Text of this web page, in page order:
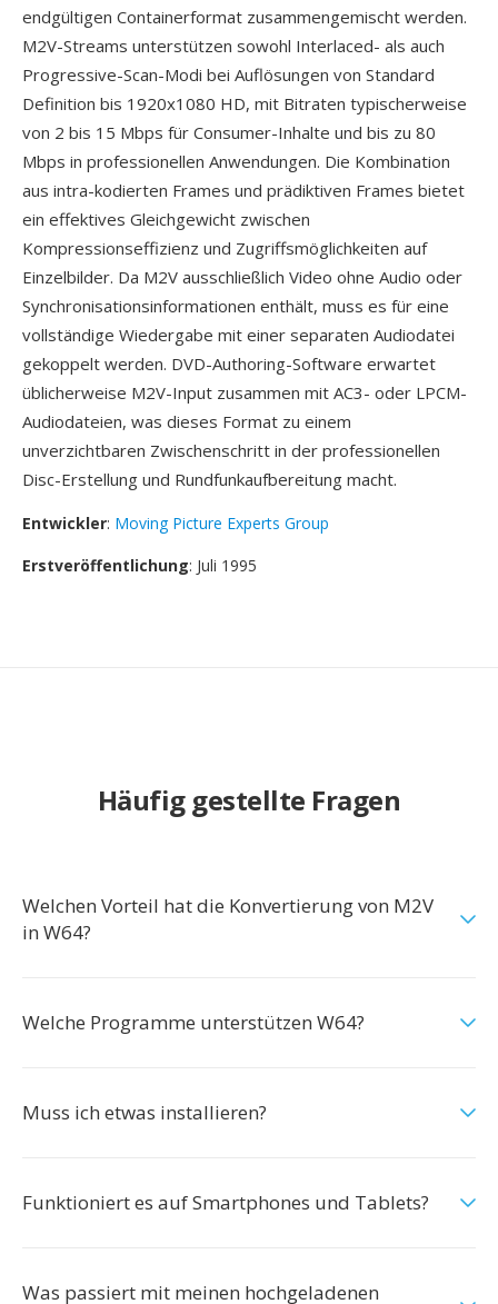
endgültigen Containerformat zusammengemischt werden.
M2V-Streams unterstützen sowohl Interlaced- als auch
Progressive-Scan-Modi bei Auflösungen von Standard
Definition bis 1920x1080 HD, mit Bitraten typischerweise
von 2 bis 15 Mbps für Consumer-Inhalte und bis zu 80
Mbps in professionellen Anwendungen. Die Kombination
aus intra-kodierten Frames und prädiktiven Frames bietet
ein effektives Gleichgewicht zwischen
Kompressionseffizienz und Zugriffsmöglichkeiten auf
Einzelbilder. Da M2V ausschließlich Video ohne Audio oder
Synchronisationsinformationen enthält, muss es für eine
vollständige Wiedergabe mit einer separaten Audiodatei
gekoppelt werden. DVD-Authoring-Software erwartet
üblicherweise M2V-Input zusammen mit AC3- oder LPCM-
Audiodateien, was dieses Format zu einem
unverzichtbaren Zwischenschritt in der professionellen
Disc-Erstellung und Rundfunkaufbereitung macht.
Entwickler: Moving Picture Experts Group
Erstveröffentlichung: Juli 1995
Häufig gestellte Fragen
Welchen Vorteil hat die Konvertierung von M2V
in W64?
Welche Programme unterstützen W64?
Muss ich etwas installieren?
Funktioniert es auf Smartphones und Tablets?
Was passiert mit meinen hochgeladenen